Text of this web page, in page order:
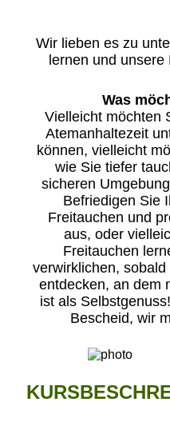
Wir lieben es zu
lernen und
Was
Vielleicht möchten
Atemanhaltezeit
können, vielleicht
wie Sie tiefer
sicheren
Befriedigen Sie
Freitauchen und
aus, oder
Freitauchen
verwirklichen,
entdecken, an dem
ist als
Bescheid, wir